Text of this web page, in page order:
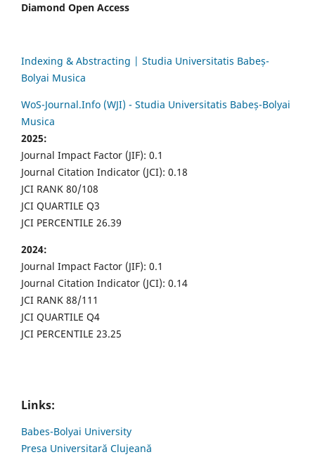
Diamond Open Access
Indexing & Abstracting | Studia Universitatis Babeș-
Bolyai Musica
WoS-Journal.Info (WJI) - Studia Universitatis Babeș-Bolyai
Musica
2025:
Journal Impact Factor (JIF): 0.1
Journal Citation Indicator (JCI): 0.18
JCI RANK 80/108
JCI QUARTILE Q3
JCI PERCENTILE 26.39
2024:
Journal Impact Factor (JIF): 0.1
Journal Citation Indicator (JCI): 0.14
JCI RANK 88/111
JCI QUARTILE Q4
JCI PERCENTILE 23.25
Links:
Babes-Bolyai University
Presa Universitară Clujeană